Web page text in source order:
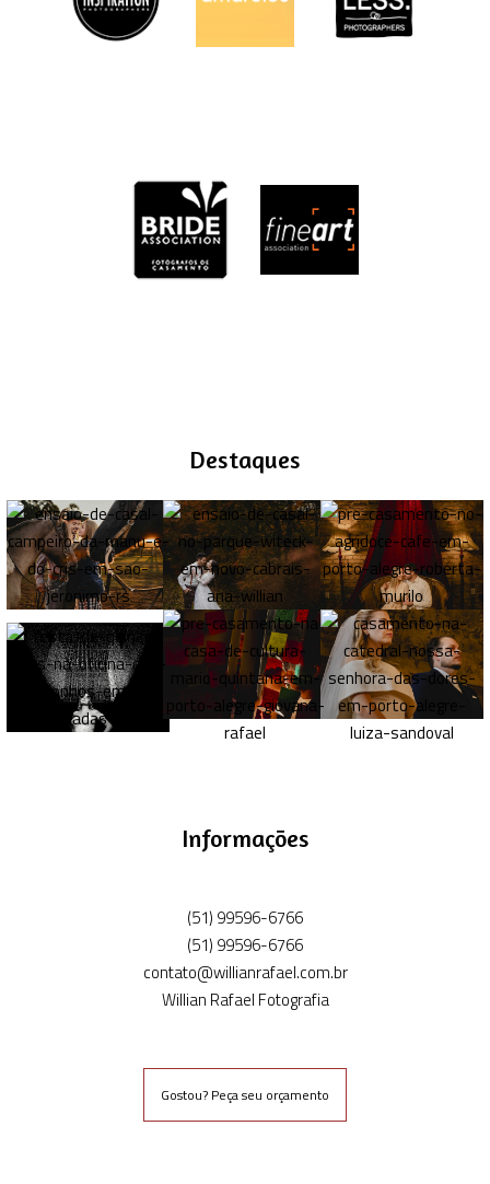
Destaques
Informações
(51) 99596-6766
(51) 99596-6766
contato@willianrafael.com.br
Willian Rafael Fotografia
Gostou? Peça seu orçamento